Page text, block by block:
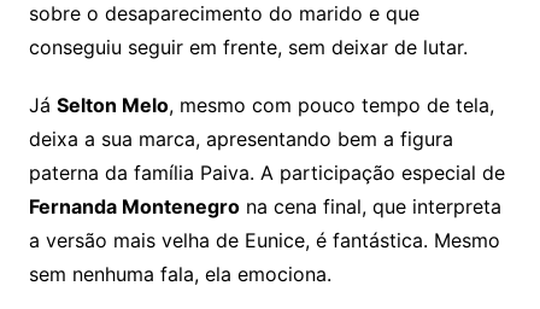
sobre o desaparecimento do marido e que
conseguiu seguir em frente, sem deixar de lutar.
Já Selton Melo, mesmo com pouco tempo de tela,
deixa a sua marca, apresentando bem a figura
paterna da família Paiva. A participação especial de
Fernanda Montenegrona cena final, que interpreta
a versão mais velha de Eunice, é fantástica. Mesmo
sem nenhuma fala, ela emociona.